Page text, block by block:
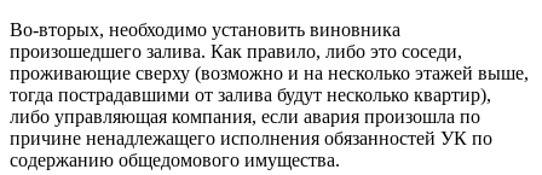
Во-вторых, необходимо установить виновника
произошедшего залива. Как правило, либо это соседи,
проживающие сверху (возможно и на несколько этажей выше,
тогда пострадавшими от залива будут несколько квартир),
либо управляющая компания, если авария произошла по
причине ненадлежащего исполнения обязанностей УК по
содержанию общедомового имущества.